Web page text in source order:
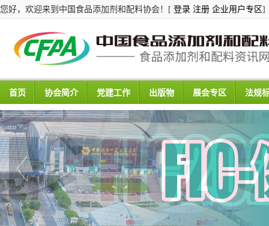
您好，欢迎来到中国食品添加剂和配料协会！[ 登录 注册 企业用户专区]
首页 协会简介 党建工作 出版物 展会专区 法规